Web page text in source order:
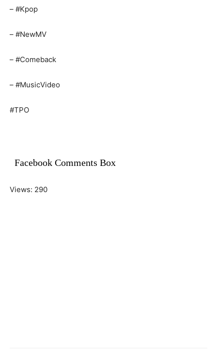
– #Kpop
– #NewMV
– #Comeback
– #MusicVideo
#TPO
Facebook Comments Box
Views: 290